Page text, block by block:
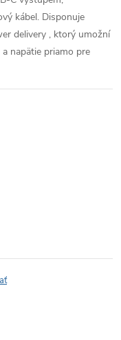
kábel. Disponuje
delivery , ktorý umožní
napätie priamo pre